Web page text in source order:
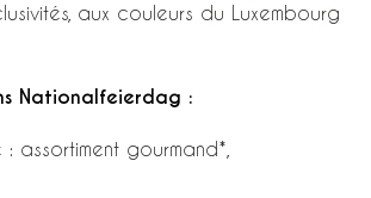
aux couleurs du Luxembourg
Nationalfeierdag :
assortiment gourmand*,